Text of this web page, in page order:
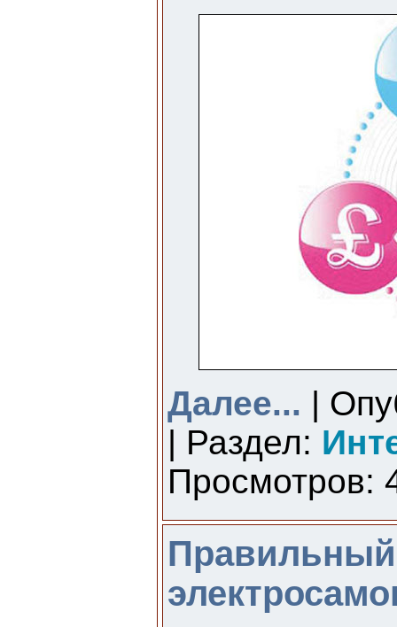
Далее... |
| Раздел:
Просмотров:
Правильный